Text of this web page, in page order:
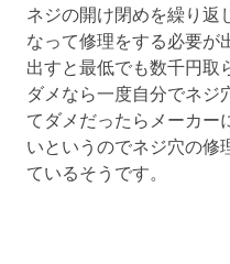
ネジの開け閉めを繰り返
なって修理をする必要が
出すと最低でも数千円取
ダメなら一度自分でネジ
てダメだったらメーカー
いというのでネジ穴の修
ているそうです。